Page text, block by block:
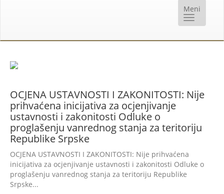
OCJENA USTAVNOSTI I ZAKONITOSTI: Nije
prihvaćena inicijativa za ocjenjivanje
ustavnosti i zakonitosti Odluke o
proglašenju vanrednog stanja za teritoriju
Republike Srpske
OCJENA USTAVNOSTI I ZAKONITOSTI: Nije prihvaćena
inicijativa za ocjenjivanje ustavnosti i zakonitosti Odluke o
proglašenju vanrednog stanja za teritoriju Republike
Srpske...